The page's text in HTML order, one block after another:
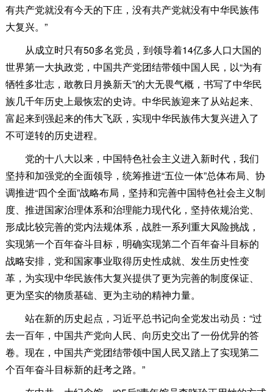
有共产党就没有今天的下庄，没有共产党就没有中华民族伟
大复兴。”
从成立时只有50多名党员，到领导着14亿多人口大国的
世界第一大执政党，中国共产党团结带领中国人民，以“为有
牺牲多壮志，敢教日月换新天”的大无畏气概，书写了中华民
族几千年历史上最恢宏的史诗。中华民族迎来了从站起来、
富起来到强起来的伟大飞跃，实现中华民族伟大复兴进入了
不可逆转的历史进程。
党的十八大以来，中国特色社会主义进入新时代，我们
坚持和加强党的全面领导，统筹推进“五位一体”总体布局、协
调推进“四个全面”战略布局，坚持和完善中国特色社会主义制
度、推进国家治理体系和治理能力现代化，坚持依规治党、
形成比较完善的党内法规体系，战胜一系列重大风险挑战，
实现第一个百年奋斗目标，明确实现第二个百年奋斗目标的
战略安排，党和国家事业取得历史性成就、发生历史性变
革，为实现中华民族伟大复兴提供了更为完善的制度保证、
更为坚实的物质基础、更为主动的精神力量。
站在新的历史起点，习近平总书记向全党发出动员：“过
去一百年，中国共产党向人民、向历史交出了一份优异的答
卷。现在，中国共产党团结带领中国人民又踏上了实现第二
个百年奋斗目标新的赶考之路。”